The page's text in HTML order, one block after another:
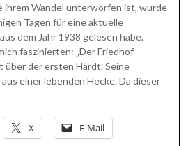
12.
Januar
2014
ihrem Wandel unterworfen ist, wurde
Tagen für eine aktuelle
dem Jahr 1938 gelesen habe.
faszinierten: „Der Friedhof
über der ersten Hardt. Seine
einer lebenden Hecke. Da dieser
X E-Mail